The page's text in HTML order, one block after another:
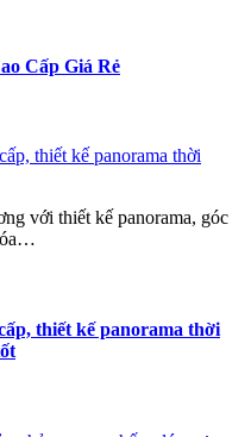
Cấp Giá Rẻ
với thiết kế panorama, góc
thiết kế panorama thời